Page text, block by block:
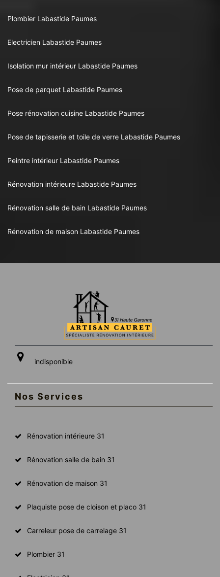
Plombier Labastide Paumes
Electricien Labastide Paumes
Isolation mur intérieur Labastide Paumes
Pose de parquet Labastide Paumes
Pose rénovation cuisine Labastide Paumes
Pose de tapisserie et toile de verre Labastide Paumes
Peintre intérieur Labastide Paumes
Rénovation intérieure Labastide Paumes
Rénovation salle de bain Labastide Paumes
Rénovation de maison Labastide Paumes
indisponible
Nos Services
Rénovation intérieure 31
Rénovation salle de bain 31
Rénovation de maison 31
Plaquiste pose de cloison et placo 31
Carreleur pose de carrelage 31
Plombier 31